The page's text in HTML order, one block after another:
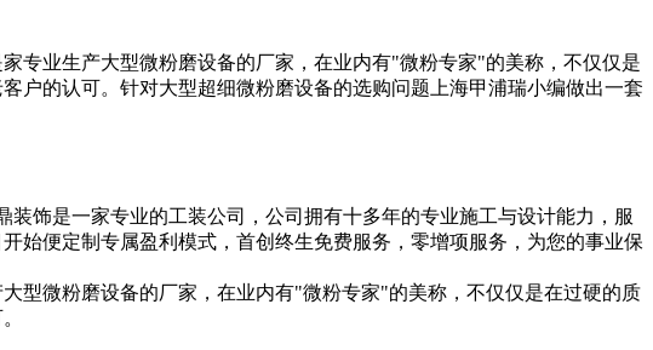
专业生产大型微粉磨设备的厂家，在业内有"微粉专家"的美称，不仅仅是
户的认可。针对大型超细微粉磨设备的选购问题上海甲浦瑞小编做出一套
饰是一家专业的工装公司，公司拥有十多年的专业施工与设计能力，服
始便定制专属盈利模式，首创终生免费服务，零增项服务，为您的事业保
型微粉磨设备的厂家，在业内有"微粉专家"的美称，不仅仅是在过硬的质